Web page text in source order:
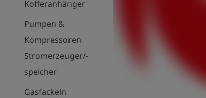
Kofferanhänger
Pumpen &
Kompressoren
Stromerzeuger/-
speicher
Gasfackeln